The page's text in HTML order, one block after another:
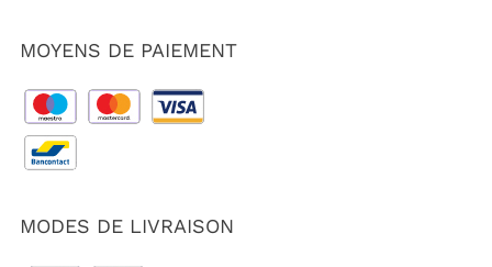
MOYENS DE PAIEMENT
MODES DE LIVRAISON